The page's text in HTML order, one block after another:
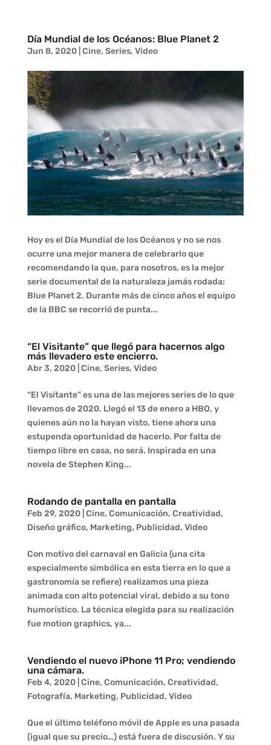
Día Mundial de los Océanos: Blue Planet 2
Jun 8, 2020| Cine, Series, Video
Hoy es el Día Mundial de los Océanos y no se nos
ocurre una mejor manera de celebrarlo que
recomendando la que, para nosotros, es la mejor
serie documental de la naturaleza jamás rodada:
Blue Planet 2. Durante más de cinco años el equipo
de la BBC se recorrió de punta...
“El Visitante” que llegó para hacernos algo
más llevadero este encierro.
Abr 3, 2020| Cine, Series, Video
“El Visitante” es una de las mejores series de lo que
llevamos de 2020. Llegó el 13 de enero a HBO, y
quienes aún no la hayan visto, tiene ahora una
estupenda oportunidad de hacerlo. Por falta de
tiempo libre en casa, no será. Inspirada en una
novela de Stephen King...
Rodando de pantalla en pantalla
Feb 29, 2020| Cine, Comunicación, Creatividad,
Diseño gráfico, Marketing, Publicidad, Video
Con motivo del carnaval en Galicia (una cita
especialmente simbólica en esta tierra en lo que a
gastronomía se refiere) realizamos una pieza
animada con alto potencial viral, debido a su tono
humorístico. La técnica elegida para su realización
fue motion graphics, ya...
Vendiendo el nuevo iPhone 11 Pro; vendiendo
una cámara.
Feb 4, 2020| Cine, Comunicación, Creatividad,
Fotografía, Marketing, Publicidad, Video
Que el último teléfono móvil de Apple es una pasada
(igual que su precio…) está fuera de discusión. Y su